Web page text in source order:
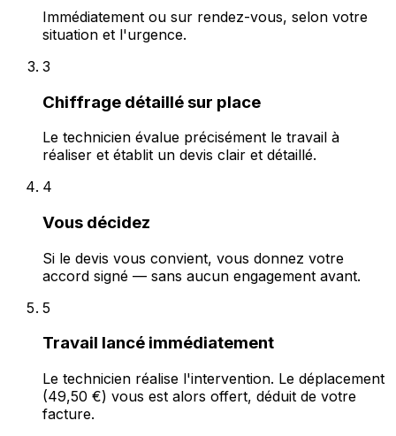
Immédiatement ou sur rendez-vous, selon votre
situation et l'urgence.
3
Chiffrage détaillé sur place
Le technicien évalue précisément le travail à
réaliser et établit un devis clair et détaillé.
4
Vous décidez
Si le devis vous convient, vous donnez votre
accord signé — sans aucun engagement avant.
5
Travail lancé immédiatement
Le technicien réalise l'intervention. Le déplacement
(49,50 €) vous est alors offert, déduit de votre
facture.